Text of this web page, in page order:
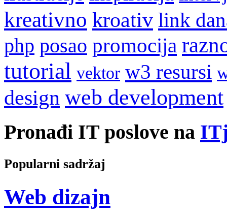
kreativno kroativ link
php posao promocija
tutorial vektor w3 resursi
design web development
Pronađi IT poslove na
Popularni sadržaj
Web dizajn